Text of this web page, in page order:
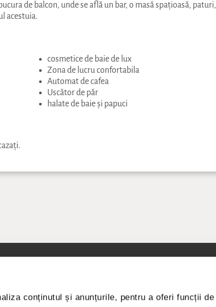
conținutul și anunțurile, pentru a oferi funcții de
de balcon, unde se află un bar, o masă spațioasă, paturi,
acestuia.
cosmetice de baie de lux
Zona de lucru confortabila
Automat de cafea
Uscător de păr
halate de baie și papuci